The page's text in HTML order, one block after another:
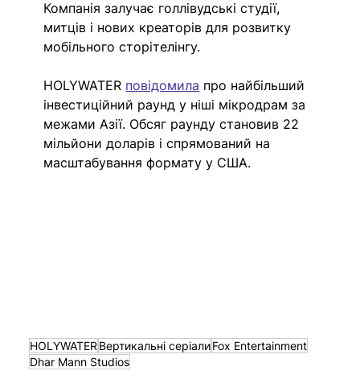
Компанія залучає голлівудські студії,
митців і нових креаторів для розвитку
мобільного сторітелінгу.
HOLYWATER повідомила про найбільший
інвестиційний раунд у ніші мікродрам за
межами Азії. Обсяг раунду становив 22
мільйони доларів і спрямований на
масштабування формату у США.
HOLYWATER Вертикальні серіалиFox Entertainment
Dhar Mann Studios